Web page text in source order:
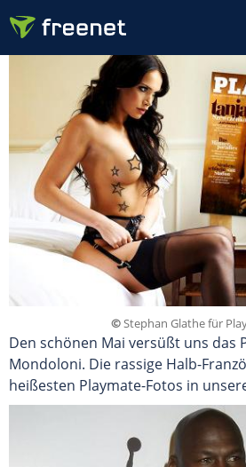
©Stephan Glathe für
Den schönen Mai versüßt uns das
Mondoloni. Die rassige Halb-
heißesten Playmate-Fotos in